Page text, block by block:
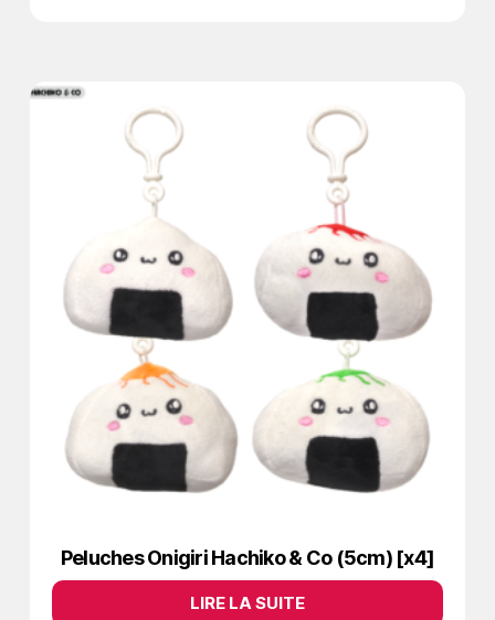
Peluches Onigiri Hachiko & Co (5cm) [x4]
LIRE LA SUITE